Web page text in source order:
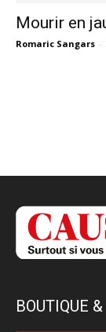
Mourir en
Romaric Sangars -
BOUTIQUE